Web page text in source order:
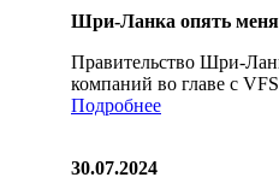
Шри-Ланка опять
Правительство Шри-
компаний во главе с
Подробнее
30.07.2024